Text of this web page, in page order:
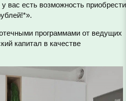
вас есть возможность приобрести
программами от ведущих
капитал в качестве